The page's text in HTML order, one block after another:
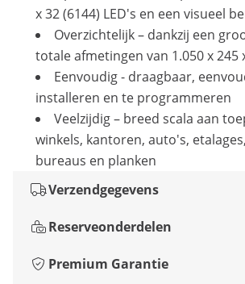
x 32 (6144) LED's en een visueel
Overzichtelijk – dankzij een
totale afmetingen van 1.050 x 245
Eenvoudig - draagbaar,
installeren en te programmeren
Veelzijdig – breed scala aan
winkels, kantoren, auto's,
bureaus en planken
Verzendgegevens
Reserveonderdelen
Premium Garantie